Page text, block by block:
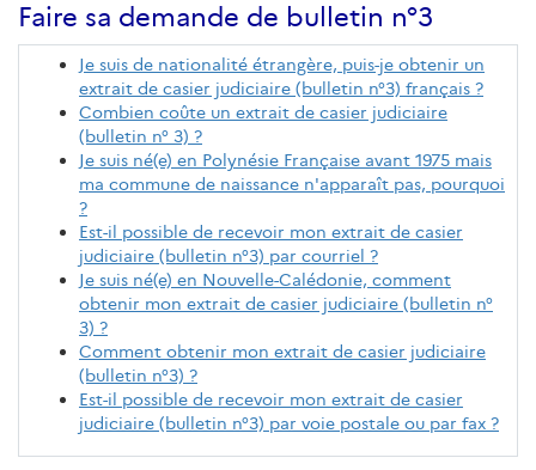
Faire sa demande de bulletin n°3
Je suis de nationalité étrangère, puis-je obtenir un
extrait de casier judiciaire (bulletin n°3) français ?
Combien coûte un extrait de casier judiciaire
(bulletin n° 3) ?
Je suis né(e) en Polynésie Française avant 1975 mais
ma commune de naissance n'apparaît pas, pourquoi
?
Est-il possible de recevoir mon extrait de casier
judiciaire (bulletin n°3) par courriel ?
Je suis né(e) en Nouvelle-Calédonie, comment
obtenir mon extrait de casier judiciaire (bulletin n°
3) ?
Comment obtenir mon extrait de casier judiciaire
(bulletin n°3) ?
Est-il possible de recevoir mon extrait de casier
judiciaire (bulletin n°3) par voie postale ou par fax ?